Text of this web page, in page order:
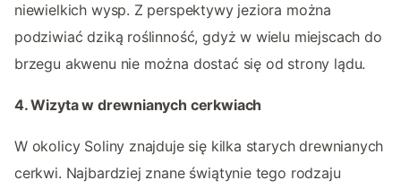
niewielkich wysp. Z perspektywy jeziora można
podziwiać dziką roślinność, gdyż w wielu miejscach do
brzegu akwenu nie można dostać się od strony lądu.
4. Wizyta w drewnianych cerkwiach
W okolicy Soliny znajduje się kilka starych drewnianych
cerkwi. Najbardziej znane świątynie tego rodzaju